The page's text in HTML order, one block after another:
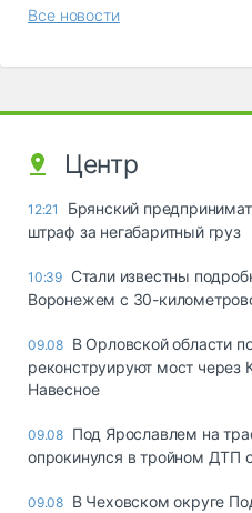
Все новости
Центр
12:21
Брянский
штраф за негабаритный груз
10:39 Стали известны
Воронежем с 30-
09.08 В Орловской области
реконструируют мост через
Навесное
09.08 Под Ярославлем на
опрокинулся в тройном ДТП
09.08 В Чеховском округе